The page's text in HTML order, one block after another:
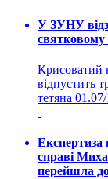
У ЗУНУ
святковому
Крисоватий
відпустить
тетяна
Експертиза
справі
перейшла до